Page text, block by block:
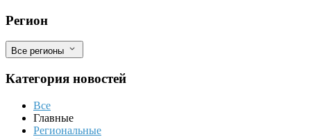
В Совете Федерации предложили
Фильтры
Регион
Все регионы
Категория новостей
Все
Главные
Региональные